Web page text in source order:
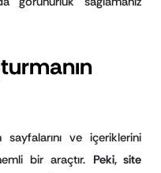
ve içeriklerini
bir araçtır. Peki, site